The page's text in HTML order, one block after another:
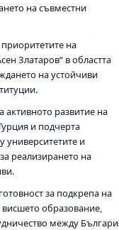
на съвместни
на
Златаров“ в областта
на устойчиви
активното развитие на
и подчерта
университетите и
реализирането на
за подкрепа на
образование,
между